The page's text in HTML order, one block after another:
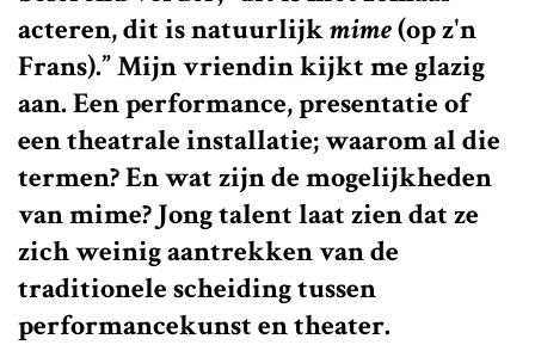
acteren, dit is natuurlijkmime(op z'n
Frans).” Mijn vriendin kijkt me glazig
aan. Een performance, presentatie of
een theatrale installatie; waarom al die
termen? En wat zijn de mogelijkheden
van mime? Jong talent laat zien dat ze
zich weinig aantrekken van de
traditionele scheiding tussen
performancekunst en theater.